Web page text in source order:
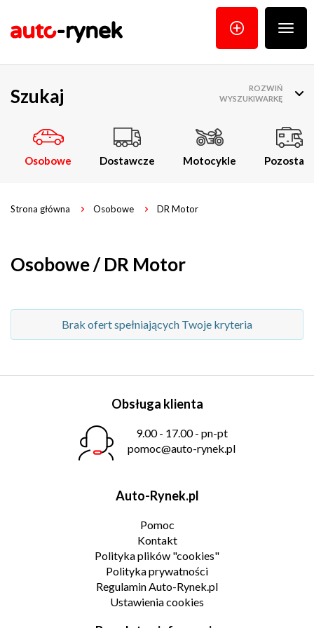
menu
Szukaj
Osobowe Dostawcze Motocykle Pozostałe
ROZWIŃ
WYSZUKIWARKĘ
Strona główna Osobowe DR Motor
Osobowe / DR Motor
Brak ofert spełniających Twoje kryteria
Obsługa klienta
9.00 - 17.00 - pn-pt
pomoc@auto-rynek.pl
Auto-Rynek.pl
Pomoc
Kontakt
Polityka plików "cookies"
Polityka prywatności
Regulamin Auto-Rynek.pl
Ustawienia cookies